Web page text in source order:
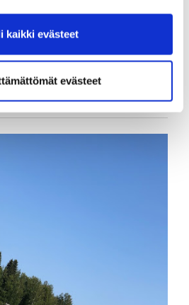
kaikki evästeet
evästeet